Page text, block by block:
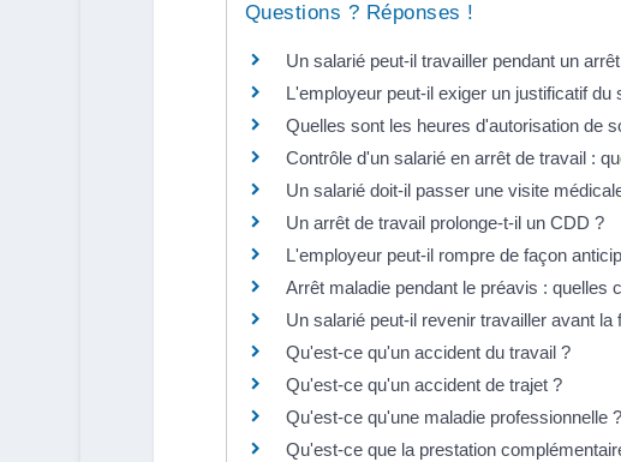
Questions ? Réponses !
Un salarié peut-il travailler pendant un
L'employeur peut-il exiger un justificatif
Quelles sont les heures d'autorisation de
Contrôle d'un salarié en arrêt de travail :
Un salarié doit-il passer une visite
Un arrêt de travail prolonge-t-il un CDD ?
L'employeur peut-il rompre de façon
Arrêt maladie pendant le préavis : quelles
Un salarié peut-il revenir travailler avant la
Qu'est-ce qu'un accident du travail ?
Qu'est-ce qu'un accident de trajet ?
Qu'est-ce qu'une maladie professionnelle ?
Qu'est-ce que la prestation